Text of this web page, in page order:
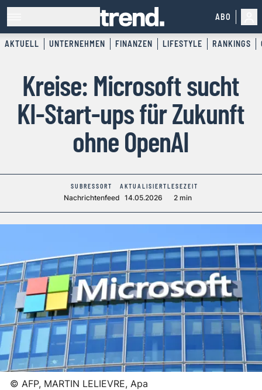
ABO
AKTUELL UNTERNEHMEN FINANZEN LIFESTYLE RANKINGS
Kreise: Microsoft sucht
KI-Start-ups für Zukunft
ohne OpenAI
SUBRESSORT
Nachrichtenfeed
AKTUALISIERT
14.05.2026
LESEZEIT
2 min
© AFP, MARTIN LELIEVRE, Apa